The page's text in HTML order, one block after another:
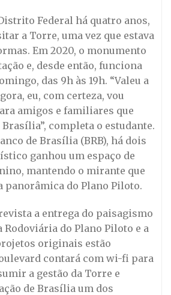
Federal há quatro anos,
a Torre, uma vez que estava
Em 2020, o monumento
e, desde então, funciona
das 9h às 19h. “Valeu a
eu, com certeza, vou
amigos e familiares que
completa o estudante.
de Brasília (BRB), há dois
ganhou um espaço de
mantendo o mirante que
panorâmica do Plano Piloto.
a entrega do paisagismo
Rodoviária do Plano Piloto e a
originais estão
contará com wi-fi para
a gestão da Torre e
de Brasília um dos